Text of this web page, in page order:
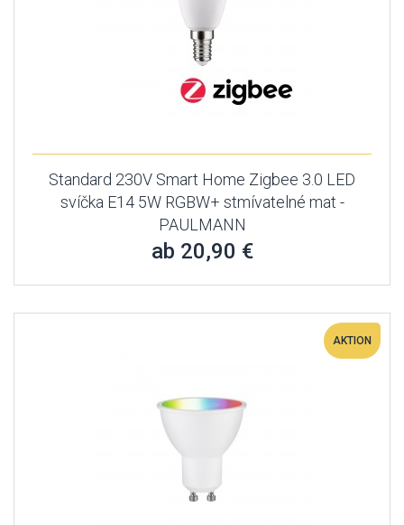
Standard 230V Smart Home Zigbee 3.0 LED
svíčka E14 5W RGBW+ stmívatelné mat -
PAULMANN
ab 20,90 €
AKTION